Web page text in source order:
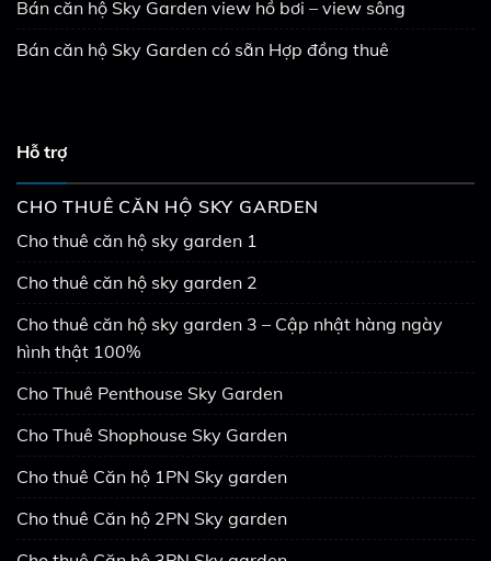
Bán căn hộ Sky Garden view hồ bơi – view sông
Bán căn hộ Sky Garden có sẵn Hợp đồng thuê
Hỗ trợ
CHO THUÊ CĂN HỘ SKY GARDEN
Cho thuê căn hộ sky garden 1
Cho thuê căn hộ sky garden 2
Cho thuê căn hộ sky garden 3 – Cập nhật hàng ngày
hình thật 100%
Cho Thuê Penthouse Sky Garden
Cho Thuê Shophouse Sky Garden
Cho thuê Căn hộ 1PN Sky garden
Cho thuê Căn hộ 2PN Sky garden